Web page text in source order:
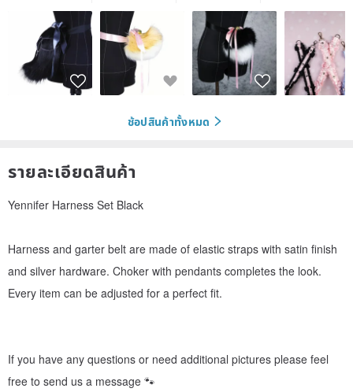
ช้อปสินค้าทั้งหมด
รายละเอียดสินค้า
Yennifer Harness Set Black
Harness and garter belt are made of elastic straps with satin finish
and silver hardware. Choker with pendants completes the look.
Every item can be adjusted for a perfect fit.
If you have any questions or need additional pictures please feel
free to send us a message 🐾